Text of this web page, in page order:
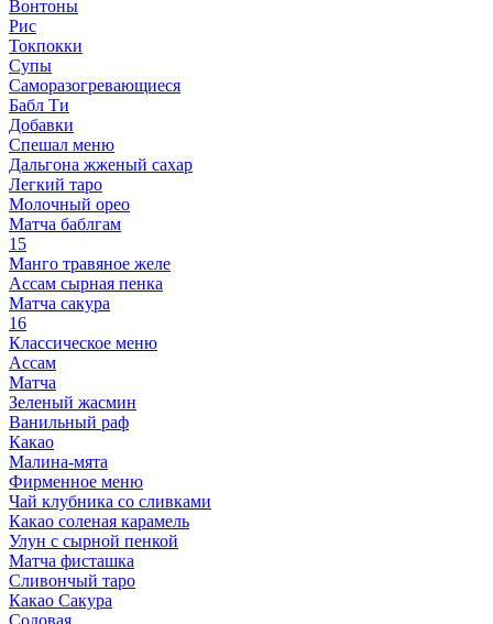
Вонтоны
Рис
Токпокки
Супы
Саморазогревающиеся
Бабл Ти
Добавки
Спешал меню
Дальгона жженый сахар
Легкий таро
Молочный орео
Матча баблгам
15
Манго травяное желе
Ассам сырная пенка
Матча сакура
16
Классическое меню
Ассам
Матча
Зеленый жасмин
Ванильный раф
Какао
Малина-мята
Фирменное меню
Чай клубника со сливками
Какао соленая карамель
Улун с сырной пенкой
Матча фисташка
Сливончый таро
Какао Сакура
Содовая